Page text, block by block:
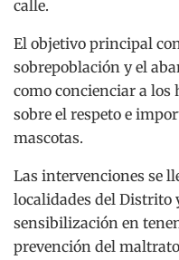
calle.
El objetivo principal
sobrepoblación y el
como concienciar a
sobre el respeto e
mascotas.
Las intervenciones se
localidades del Distrito
sensibilización en
prevención del